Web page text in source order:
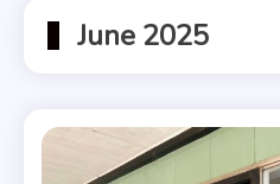
June 2025